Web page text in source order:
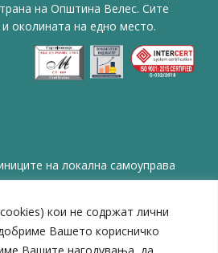
кои не содржат лични
Вашето корисничко
Вашите нагодувања, да
на Општина Велес. Сите
околината на едно место.
на локална самоуправа
плански регион